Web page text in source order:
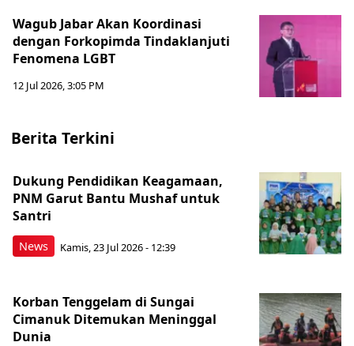
Wagub Jabar Akan Koordinasi
dengan Forkopimda Tindaklanjuti
Fenomena LGBT
12 Jul 2026, 3:05 PM
Berita Terkini
News
Dukung Pendidikan Keagamaan,
PNM Garut Bantu Mushaf untuk
Santri
Kamis, 23 Jul 2026 - 12:39
Korban Tenggelam di Sungai
Cimanuk Ditemukan Meninggal
Dunia